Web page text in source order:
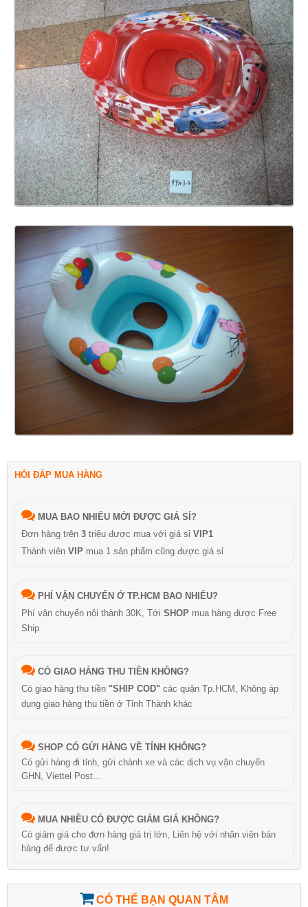
HỎI ĐÁP MUA HÀNG
MUA BAO NHIÊU MỚI ĐƯỢC GIÁ SỈ?
Đơn hàng trên 3 triệu được mua với giá sỉ VIP1
Thành viên VIP mua 1 sản phẩm cũng được giá sỉ
PHÍ VẬN CHUYỂN Ở TP.HCM BAO NHIÊU?
Phí vận chuyển nội thành 30K, Tới SHOP mua hàng được Free
Ship
CÓ GIAO HÀNG THU TIỀN KHÔNG?
Có giao hàng thu tiền "SHIP COD" các quận Tp.HCM, Không áp
dụng giao hàng thu tiền ở Tỉnh Thành khác
SHOP CÓ GỬI HÀNG VỀ TỈNH KHÔNG?
Có gửi hàng đi tỉnh, gửi chành xe và các dịch vụ vận chuyển
GHN, Viettel Post…
MUA NHIỀU CÓ ĐƯỢC GIẢM GIÁ KHÔNG?
Có giảm giá cho đơn hàng giá trị lớn, Liên hệ với nhân viên bán
hàng để được tư vấn!
CÓ THỂ BẠN QUAN TÂM